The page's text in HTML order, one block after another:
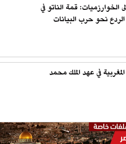
الخوارزميات: قمة الناتو في
نحو حرب البيانات
في عهد الملك محمد